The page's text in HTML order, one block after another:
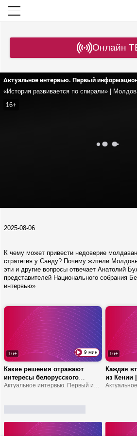
Онлайн
Актуальное интервью. Первый
16+
2025-08-06
К чему может привести недоверие
стратегия у Санду? Почему жители
эти и другие вопросы отвечает Анатолий
представителей Национального собрания
интервью»
16+ 9 мин
Какие решения отражают
интересы белорусского
народа? | Что устанавливает
16+
Каждая
из Кении
туда